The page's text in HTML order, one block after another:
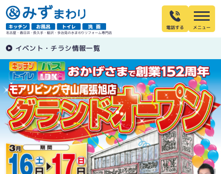
名古屋・春日井・長久手・稲沢・多治見の水まわりリフォーム専門店
電話する
イベント・チラシ情報一覧